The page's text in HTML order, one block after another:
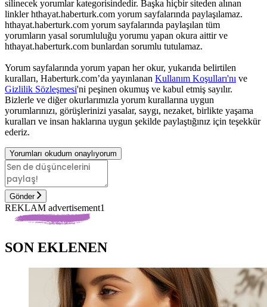
silinecek yorumlar kategorisindedir. Başka hiçbir siteden alınan
linkler hthayat.haberturk.com yorum sayfalarında paylaşılamaz.
hthayat.haberturk.com yorum sayfalarında paylaşılan tüm
yorumların yasal sorumluluğu yorumu yapan okura aittir ve
hthayat.haberturk.com bunlardan sorumlu tutulamaz.
Yorum sayfalarında yorum yapan her okur, yukarıda belirtilen
kuralları, Haberturk.com’da yayınlanan Kullanım Koşulları'nı ve
Gizlilik Sözleşmesi'ni peşinen okumuş ve kabul etmiş sayılır.
Bizlerle ve diğer okurlarımızla yorum kurallarına uygun
yorumlarınızı, görüşlerinizi yasalar, saygı, nezaket, birlikte yaşama
kuralları ve insan haklarına uygun şekilde paylaştığınız için teşekkür
ederiz.
Yorumları okudum onaylıyorum
Gönder
REKLAM advertisement1
SON EKLENEN